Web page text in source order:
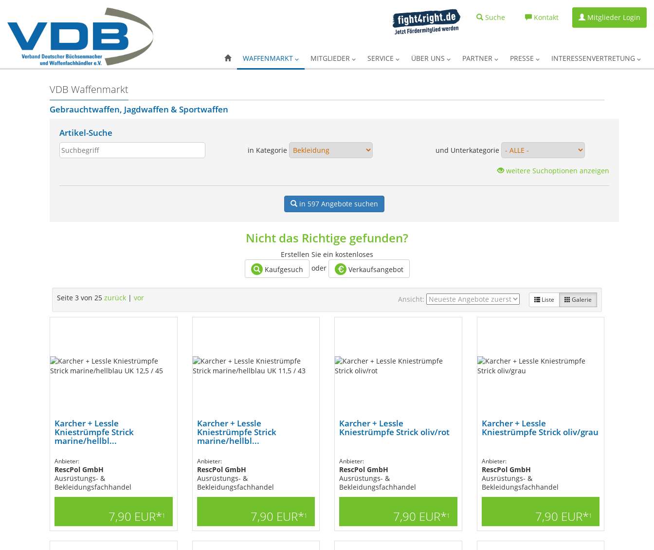
Suche Kontakt Mitglieder Login
WAFFENMARKT MITGLIEDER SERVICE ÜBER UNS PARTNER PRESSE INTERESSENVERTRETUNG
VDB Waffenmarkt
Gebrauchtwaffen, Jagdwaffen & Sportwaffen
Artikel-Suche
in Kategorie und Unterkategorie
weitere Suchoptionen anzeigen
in 597 Angebote suchen
Nicht das Richtige gefunden?
Erstellen Sie ein kostenloses
Kaufgesuch
oder Verkaufsangebot
Ansicht: Liste Galerie
Seite 3 von 25 zurück | vor
Karcher + Lessle
Kniestrümpfe Strick
marine/hellbl...
Anbieter:
RescPol GmbH
Ausrüstungs- &
Bekleidungsfachhandel
7,90 EUR*1
Karcher + Lessle
Kniestrümpfe Strick
marine/hellbl...
Anbieter:
RescPol GmbH
Ausrüstungs- &
Bekleidungsfachhandel
7,90 EUR*1
Karcher + Lessle
Kniestrümpfe Strick oliv/rot
Anbieter:
RescPol GmbH
Ausrüstungs- &
Bekleidungsfachhandel
7,90 EUR*1
Karcher + Lessle
Kniestrümpfe Strick oliv/grau
Anbieter:
RescPol GmbH
Ausrüstungs- &
Bekleidungsfachhandel
7,90 EUR*1